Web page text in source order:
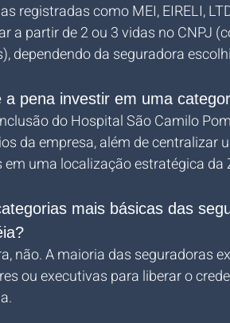
registradas como MEI, EIRELI,
a partir de 2 ou 3 vidas no CNPJ
dependendo da seguradora
a pena investir em uma
do Hospital São Camilo
da empresa, além de centralizar
em uma localização estratégica da
mais básicas das
não. A maioria das seguradoras
ou executivas para liberar o